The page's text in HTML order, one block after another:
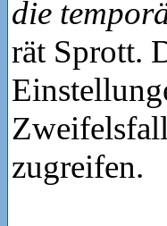
die
rät Sprott.
zugreifen.